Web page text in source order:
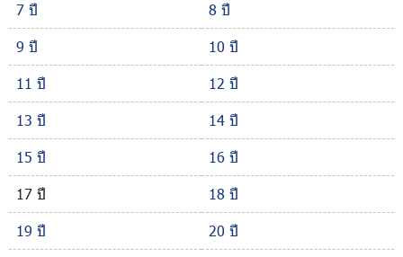
7 ปี
8 ปี
9 ปี
10 ปี
11 ปี
12 ปี
13 ปี
14 ปี
15 ปี
16 ปี
17 ปี
18 ปี
19 ปี
20 ปี